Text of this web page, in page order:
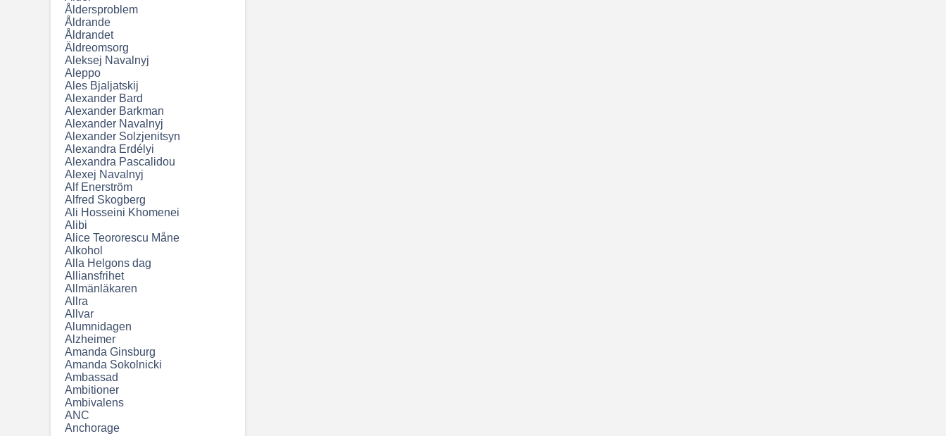
Åldersproblem
Åldrande
Åldrandet
Äldreomsorg
Aleksej Navalnyj
Aleppo
Ales Bjaljatskij
Alexander Bard
Alexander Barkman
Alexander Navalnyj
Alexander Solzjenitsyn
Alexandra Erdélyi
Alexandra Pascalidou
Alexej Navalnyj
Alf Enerström
Alfred Skogberg
Ali Hosseini Khomenei
Alibi
Alice Teororescu Måne
Alkohol
Alla Helgons dag
Alliansfrihet
Allmänläkaren
Allra
Allvar
Alumnidagen
Alzheimer
Amanda Ginsburg
Amanda Sokolnicki
Ambassad
Ambitioner
Ambivalens
ANC
Anchorage